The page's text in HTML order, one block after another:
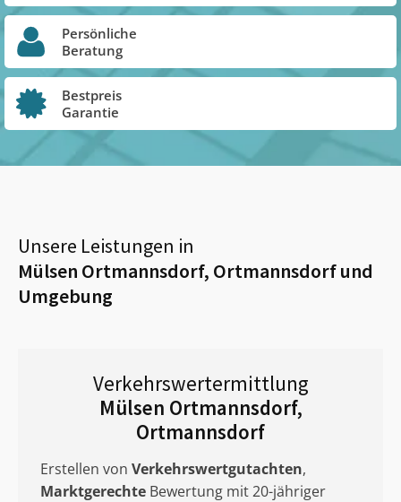
Persönliche
Beratung
Bestpreis
Garantie
Unsere Leistungen in
Mülsen Ortmannsdorf, Ortmannsdorfund
Umgebung
Verkehrswertermittlung
Mülsen Ortmannsdorf,
Ortmannsdorf
Erstellen von Verkehrswertgutachten,
Marktgerechte Bewertung mit 20-jähriger